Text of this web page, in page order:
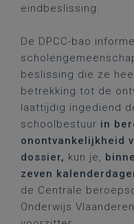
eindbeslissing.
De DPCC-bao
beslissing die ze
betrekking tot de
laattijdig ingediend
schoolbestuur in
onontvankelijkheid
dossier, kun je,
zeven
de Centrale
Onderwijs